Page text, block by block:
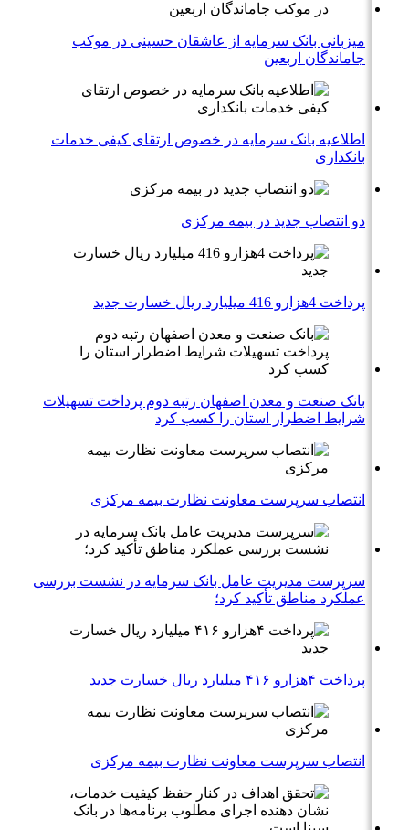
میزبانی بانک سرمایه از عاشقان حسینی در موکب
جاماندگان اربعین
اطلاعیه بانک سرمایه در خصوص ارتقای کیفی خدمات
بانکداری
دو انتصاب جدید در بیمه مركزی
پرداخت 4هزارو 416 میلیارد ریال خسارت جدید
بانک صنعت و معدن اصفهان رتبه دوم پرداخت تسهیلات
شرایط اضطرار استان را کسب کرد
انتصاب سرپرست معاونت نظارت بیمه مرکزی
سرپرست مدیریت عامل بانک سرمایه در نشست بررسی
عملکرد مناطق تأکید کرد؛
پرداخت ۴هزارو ۴۱۶ میلیارد ریال خسارت جدید
انتصاب سرپرست معاونت نظارت بیمه مرکزی